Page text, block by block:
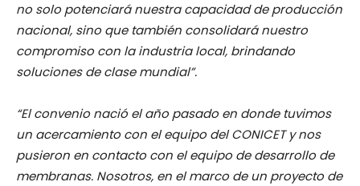
no solo potenciará nuestra capacidad de producción
nacional, sino que también consolidará nuestro
compromiso con la industria local, brindando
soluciones de clase mundial”.
“El convenio nació el año pasado en donde tuvimos
un acercamiento con el equipo del CONICET y nos
pusieron en contacto con el equipo de desarrollo de
membranas. Nosotros, en el marco de un proyecto de